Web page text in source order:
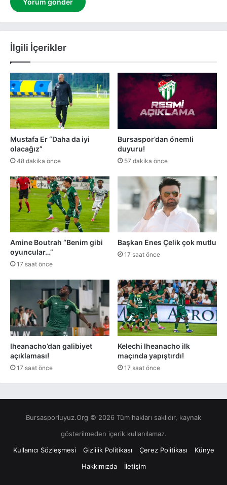
İlgili İçerikler
Mustafa Er “Daha da iyi
olacağız”
48 dakika önce
Bursaspor’dan önemli
duyuru!
57 dakika önce
Amine Boutrah “Benim gibi
oyuncular…”
17 saat önce
Başkan Enes Çelik çok mutlu
17 saat önce
Iheanacho’dan galibiyet
açıklaması!
17 saat önce
Kelechi Iheanacho ilk
maçında yapıştırdı!
17 saat önce
Bursasporluyuz.Org © 2026 Tüm hakları saklıdır, kaynak
gösterilmeden içerik kullanılamaz.
Kullanıcı Sözleşmesi
Gizlilik Politikası Çerez Politikası
Künye
Hakkımızda
İletişim